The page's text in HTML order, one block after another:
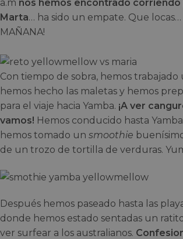
a.m nos hemos encontrado corriendo
Marta… ha sido un empate. Que locas…
MAÑANA!
Con tiempo de sobra, hemos
hemos hecho las maletas y hemos
para el viaje hacia Yamba. ¡A ver
vamos! Hemos conducido hasta
hemos tomado un smoothie
de un trozo de tortilla de verduras.
Después hemos paseado hasta las
donde hemos estado sentadas un
ver surfear a los australianos.